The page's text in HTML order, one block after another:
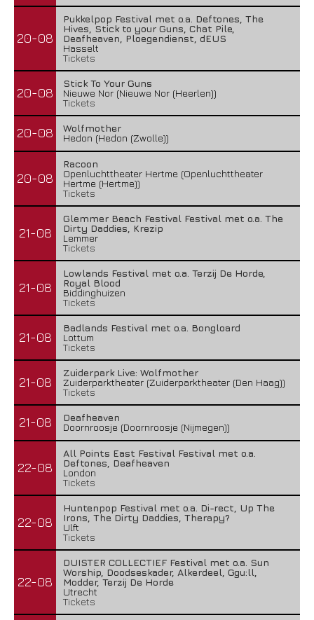
20-08
Pukkelpop Festival met o.a. Deftones, The
Hives, Stick to your Guns, Chat Pile,
Deafheaven, Ploegendienst, dEUS
Hasselt
Tickets
20-08
Stick To Your Guns
Nieuwe Nor (Nieuwe Nor (Heerlen))
Tickets
20-08
Wolfmother
Hedon (Hedon (Zwolle))
20-08
Racoon
Openluchttheater Hertme (Openluchttheater
Hertme (Hertme))
Tickets
21-08
Glemmer Beach Festival Festival met o.a. The
Dirty Daddies, Krezip
Lemmer
Tickets
21-08
Lowlands Festival met o.a. Terzij De Horde,
Royal Blood
Biddinghuizen
Tickets
21-08
Badlands Festival met o.a. Bongloard
Lottum
Tickets
21-08
Zuiderpark Live: Wolfmother
Zuiderparktheater (Zuiderparktheater (Den Haag))
Tickets
21-08
Deafheaven
Doornroosje (Doornroosje (Nijmegen))
22-08
All Points East Festival Festival met o.a.
Deftones, Deafheaven
London
Tickets
22-08
Huntenpop Festival met o.a. Di-rect, Up The
Irons, The Dirty Daddies, Therapy?
Ulft
Tickets
22-08
DUISTER COLLECTIEF Festival met o.a. Sun
Worship, Doodseskader, Alkerdeel, Ggu:ll,
Modder, Terzij De Horde
Utrecht
Tickets